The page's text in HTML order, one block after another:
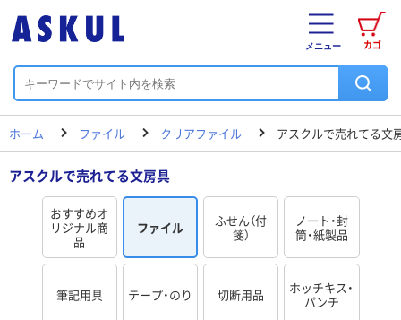
カゴ
メニュー
ホーム ファイル クリアファイル アスクルで売れてる文
アスクルで売れてる文房具
おすすめオ
リジナル商
品
ファイル
ふせん（付
箋）
ノート・封
筒・紙製品
筆記用具 テープ・のり 切断用品
ホッチキス・
パンチ